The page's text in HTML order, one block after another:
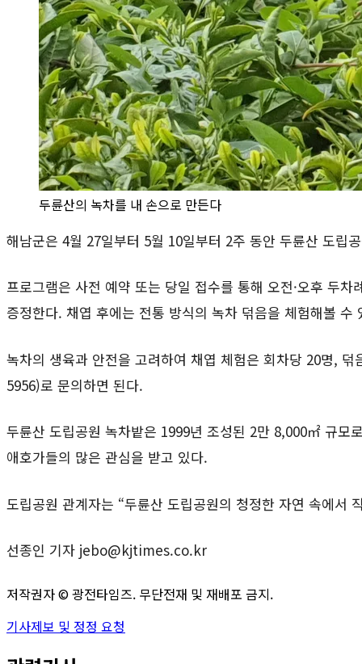
두륜산의 녹차를 내 손으로 만든다
해남군은 4월 27일부터 5월 10일부터 2주 동안 두륜산 도립
프로그램은 사전 예약 또는 당일 접수를 통해 오전·오후 두
증정한다. 채엽 후에는 전통 방식의 녹차 덖음을 체험해볼 수
녹차의 생육과 안전을 고려하여 채엽 체험은 회차당 20명,
5956)로 문의하면 된다.
두륜산 도립공원 녹차밭은 1999년 조성된 2만 8,000㎡ 규모
애호가들의 많은 관심을 받고 있다.
도립공원 관계자는 “두륜산 도립공원의 청정한 자연 속에서
선종인 기자 jebo@kjtimes.co.kr
저작권자 ©광전타임즈. 무단전재 및 재배포 금지.
기사제보 및 정정 요청